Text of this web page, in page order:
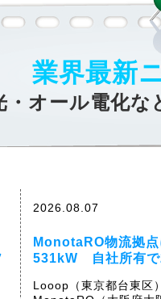
業界最新
・オール電化な
2026.08.07
MonotaRO物流拠
531kW 自社所有で
Looop（東京都台東区